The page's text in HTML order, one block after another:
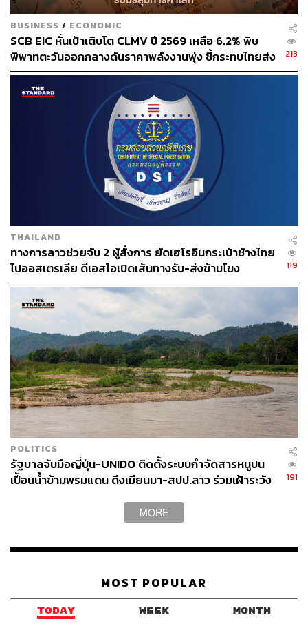
BUSINESS / ECONOMIC
SCB EIC หั่นเป้าเติบโต CLMV ปี 2569 เหลือ 6.2% พิษ
พิพาทตะวันออกกลางดันราคาพลังงานพุ่ง ชี้กระทบไทยส่ง
ออกโตแผ่ว-ยอดเกินดุลการค้าลดลง
213
THAILAND
ทางการลาวช่วยจับ 2 ผู้สั่งการ ยัดเฮโรอีนกระเป๋าช้างไทย
ไปออสเตรเลีย ดีเอสไอเปิดเส้นทางรับ-ส่งข้ามโขง
119
POLITICS
รัฐบาลจับมือญี่ปุ่น-UNIDO ติดตั้งระบบกำจัดสารหนูปน
เปื้อนน้ำข้ามพรมแดน ดึงเมียนมา-สปป.ลาว ร่วมเฝ้าระวัง
191
MORE
MOST POPULAR
TODAY WEEK MONTH